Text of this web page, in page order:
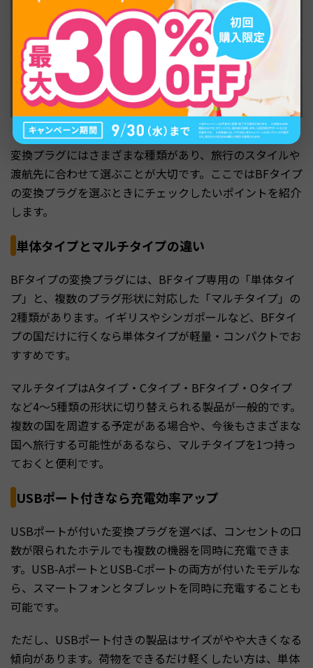
変換プラグにはさまざまな種類があり、旅行のスタイルや
渡航先に合わせて選ぶことが大切です。ここではBFタイプ
の変換プラグを選ぶときにチェックしたいポイントを紹介
します。
単体タイプとマルチタイプの違い
BFタイプの変換プラグには、BFタイプ専用の「単体タイ
プ」と、複数のプラグ形状に対応した「マルチタイプ」の
2種類があります。イギリスやシンガポールなど、BFタイ
プの国だけに行くなら単体タイプが軽量・コンパクトでお
すすめです。
マルチタイプはAタイプ・Cタイプ・BFタイプ・Oタイプ
など4〜5種類の形状に切り替えられる製品が一般的です。
複数の国を周遊する予定がある場合や、今後もさまざまな
国へ旅行する可能性があるなら、マルチタイプを1つ持っ
ておくと便利です。
USBポート付きなら充電効率アップ
USBポートが付いた変換プラグを選べば、コンセントの口
数が限られたホテルでも複数の機器を同時に充電できま
す。USB-AポートとUSB-Cポートの両方が付いたモデルな
ら、スマートフォンとタブレットを同時に充電することも
可能です。
ただし、USBポート付きの製品はサイズがやや大きくなる
傾向があります。荷物をできるだけ軽くしたい方は、単体